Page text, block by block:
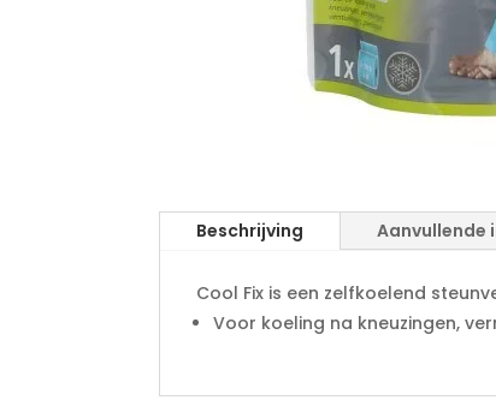
Beschrijving Aanvullende
Cool Fix is een zelfkoelend
Voor koeling na kneuzingen,